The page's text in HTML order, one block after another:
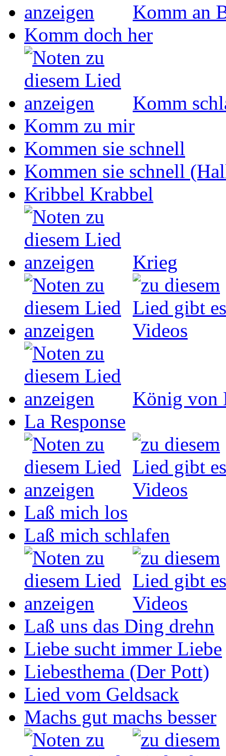
Komm an
Komm doch her
Komm
Komm zu mir
Kommen sie schnell
Kommen sie schnell
Kribbel Krabbel
Krieg
König von
La Response
Laß mich los
Laß mich schlafen
Laß uns das Ding drehn
Liebe sucht immer Liebe
Liebesthema (Der Pott)
Lied vom Geldsack
Machs gut machs besser